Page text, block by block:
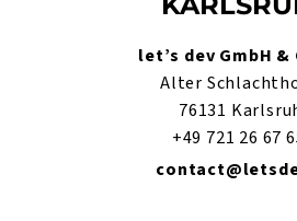
let’s dev GmbH &
Alter
76131
+49 721 26 67